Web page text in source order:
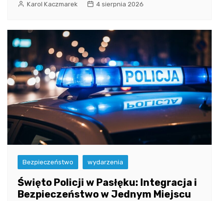
Karol Kaczmarek 4 sierpnia 2026
Bezpieczeństwo wydarzenia
Święto Policji w Pasłęku: Integracja i
Bezpieczeństwo w Jednym Miejscu